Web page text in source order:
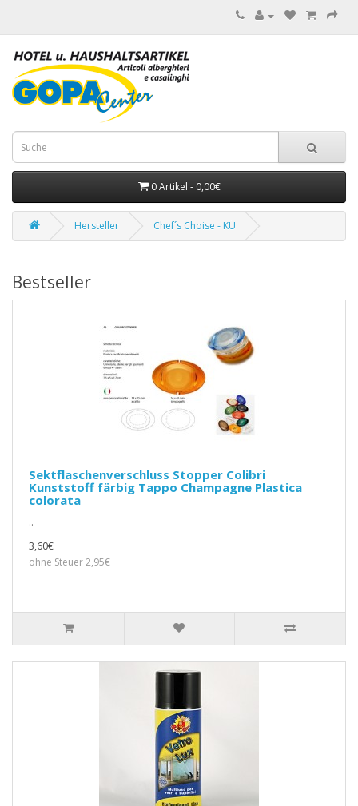
0 Artikel - 0,00€
Hersteller Chef´s Choise - KÜ
Bestseller
Sektflaschenverschluss Stopper Colibri
Kunststoff färbig Tappo Champagne Plastica
colorata
..
3,60€
ohne Steuer 2,95€